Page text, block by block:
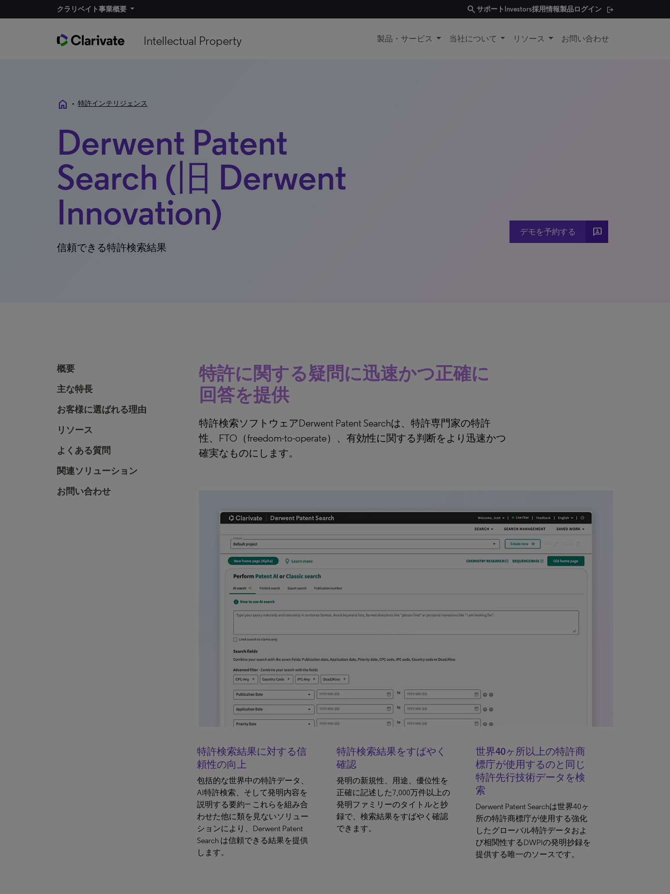
クラリベイト事業概要 searchサポート Investors採用情報製品ログイン
Intellectual Property 製品・サービス 当社について リソース お問い合わせ
home • 特許インテリジェンス
Derwent Patent
Search (旧 Derwent
Innovation)
信頼できる特許検索結果
デモを予約する 3p
概要
主な特長
お客様に選ばれる理由
リソース
よくある質問
関連ソリューション
お問い合わせ
特許に関する疑問に迅速かつ正確に
回答を提供
特許検索ソフトウェアDerwent Patent Searchは、特許専門家の特許
性、FTO（freedom-to-operate）、有効性に関する判断をより迅速かつ
確実なものにします。
特許検索結果に対する信
頼性の向上
包括的な世界中の特許データ、
AI特許検索、そして発明内容を
説明する要約― これらを組み合
わせた他に類を見ないソリュー
ションにより、Derwent Patent
Search は信頼できる結果を提供
します。
特許検索結果をすばやく
確認
発明の新規性、用途、優位性を
正確に記述した7,000万件以上の
発明ファミリーのタイトルと抄
録で、検索結果をすばやく確認
できます。
世界40ヶ所以上の特許商
標庁が使用するのと同じ
特許先行技術データを検
索
Derwent Patent Searchは世界40ヶ
所の特許商標庁が使用する強化
したグローバル特許データおよ
び相関性するDWPIの発明抄録を
提供する唯一のソースです。